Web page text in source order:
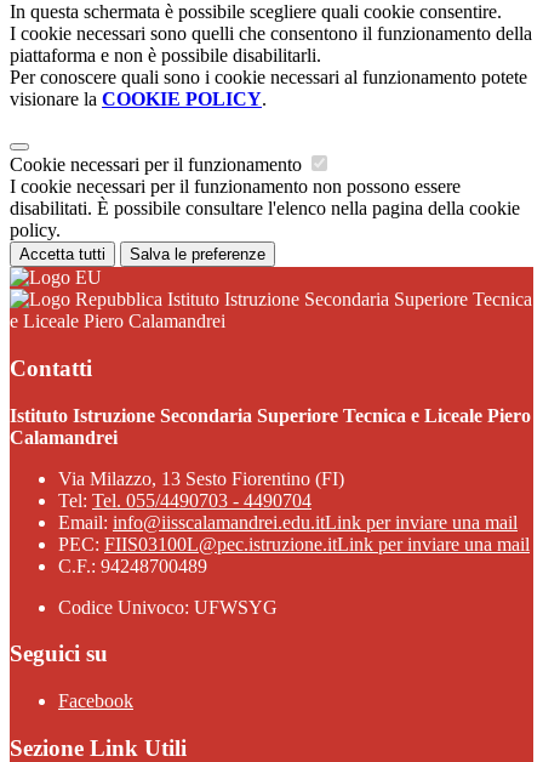
In questa schermata è possibile scegliere quali cookie consentire.
I cookie necessari sono quelli che consentono il funzionamento della
piattaforma e non è possibile disabilitarli.
Per conoscere quali sono i cookie necessari al funzionamento potete
visionare la COOKIE POLICY.
Cookie necessari per il funzionamento
I cookie necessari per il funzionamento non possono essere
disabilitati. È possibile consultare l'elenco nella pagina della cookie
policy.
Accetta tutti Salva le preferenze
Istituto Istruzione Secondaria Superiore Tecnica
e Liceale Piero Calamandrei
Contatti
Istituto Istruzione Secondaria Superiore Tecnica e Liceale Piero
Calamandrei
Via Milazzo, 13 Sesto Fiorentino (FI)
Tel: Tel. 055/4490703 - 4490704
Email: info@iisscalamandrei.edu.itLink per inviare una mail
PEC: FIIS03100L@pec.istruzione.itLink per inviare una mail
C.F.: 94248700489
Codice Univoco: UFWSYG
Seguici su
Facebook
Sezione Link Utili